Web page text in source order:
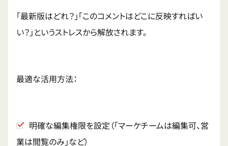
「最新版はどれ？」「このコメントはどこに反映すればい
い？」というストレスから解放されます。
最適な活用方法：
明確な編集権限を設定（「マーケチームは編集可、営
業は閲覧のみ」など）